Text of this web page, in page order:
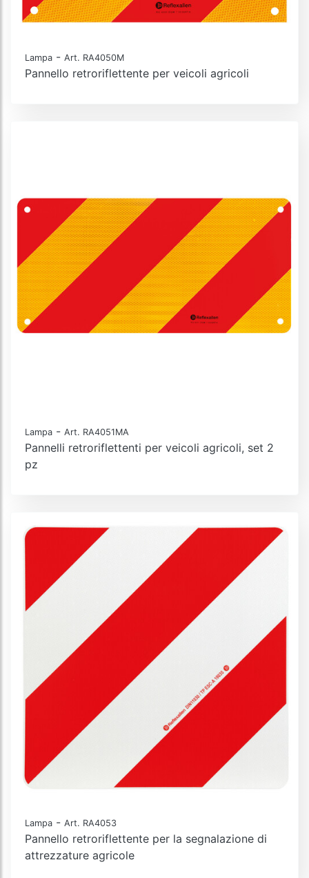
Lampa - Art. RA4050M
Pannello retroriflettente per veicoli agricoli
Lampa - Art. RA4051MA
Pannelli retroriflettenti per veicoli agricoli, set 2
pz
Lampa - Art. RA4053
Pannello retroriflettente per la segnalazione di
attrezzature agricole